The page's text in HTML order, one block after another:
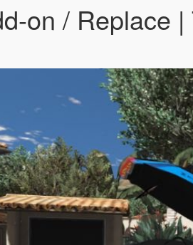
on / Replace